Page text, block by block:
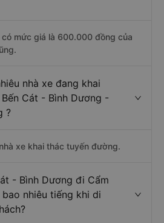
có mức giá là 600.000 đồng của
nhà xe đang khai
Cát - Bình Dương -
?
xe khai thác tuyến đường.
- Bình Dương đi Cẩm
nhiêu tiếng khi di